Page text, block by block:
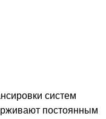
систем
постоянным